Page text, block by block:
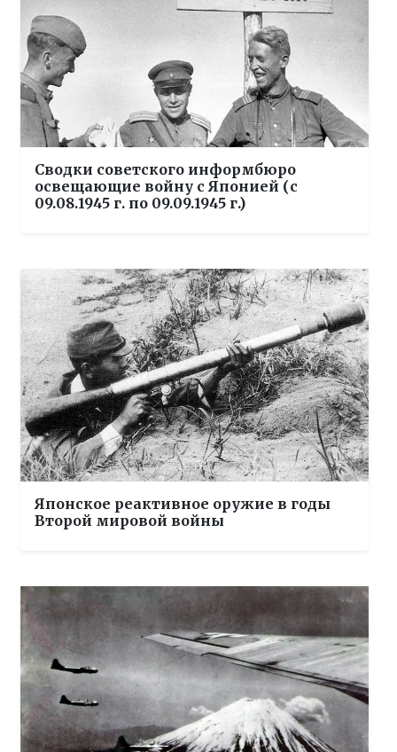
Сводки советского информбюро
освещающие войну с Японией (с
09.08.1945 г. по 09.09.1945 г.)
Японское реактивное оружие в годы
Второй мировой войны